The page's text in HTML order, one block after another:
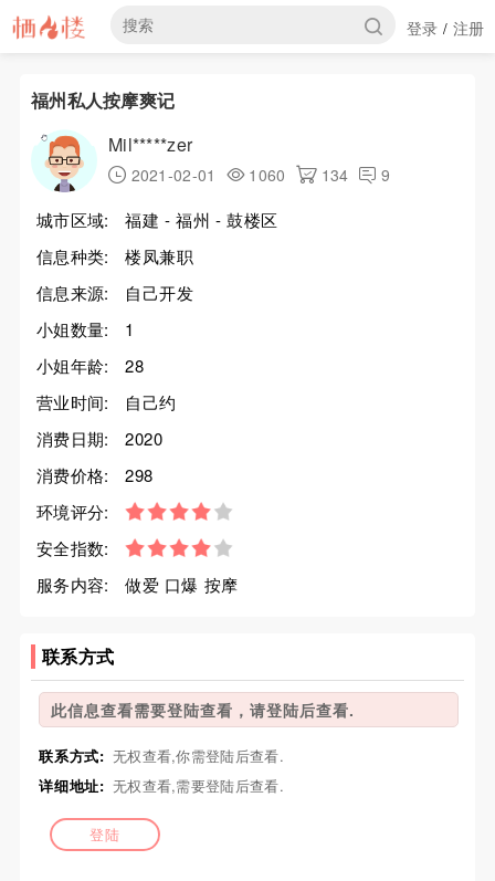
登录 / 注册
福州私人按摩爽记
Mil*****zer
2021-02-01 1060 134 9
城市区域:
福建 - 福州 - 鼓楼区
信息种类:
楼凤兼职
信息来源:
自己开发
小姐数量:
1
小姐年龄:
28
营业时间:
自己约
消费日期:
2020
消费价格:
298
环境评分:
安全指数:
服务内容:
做爱 口爆 按摩
联系方式
此信息查看需要登陆查看，请登陆后查看.
联系方式: 无权查看,你需登陆后查看.
详细地址: 无权查看,需要登陆后查看.
登陆